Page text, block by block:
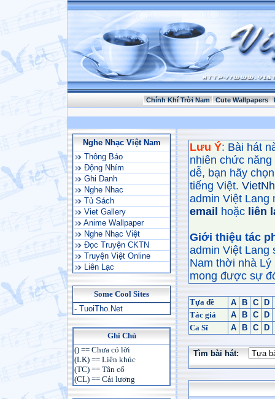
Chính Khí Trời Nam Cute Wallpapers
Nghe Nhạc Việt Nam
Thông Báo
Động Nhím
Ghi Danh
Nghe Nhac
Tủ Sách
Viet Gallery
Anime Wallpaper
Nghe Nhạc Việt
Đọc Truyện CKTN
Truyện Việt Online
Liên Lạc
Some Cool Sites
- TuoiTho.Net
Ghi Chú
() == Chưa có lời
(LK) == Liên khúc
(TC) == Tân cổ
(CL) == Cải lương
Lưu Ý: Bài hát
nhiên chức
dễ, bạn hãy
tiếng Việt.
admin Việt Lang
email
hoặc liên
Giới thiệu tác
admin Việt Lang
Nam thời nhà
mong được sự
Tựa đề A B C
D
Tác giả
A B C
D
Ca Sĩ
A B C D
Tìm bài hát: